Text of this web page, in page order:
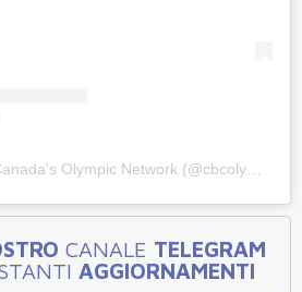
CANALE TELEGRAM
AGGIORNAMENTI